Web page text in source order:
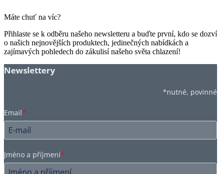
Máte chuť na víc?
Přihlaste se k odběru našeho newsletteru a buďte první, kdo se dozví
o našich nejnovějších produktech, jedinečných nabídkách a
zajímavých pohledech do zákulisí našeho světa chlazení!
Newslettery
*nutné, povinné
Email*
Jméno a příjmení*